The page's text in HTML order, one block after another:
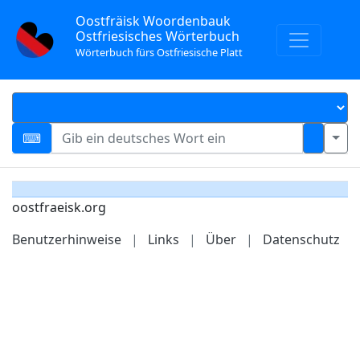
Oostfräisk Woordenbauk
Ostfriesisches Wörterbuch
Wörterbuch fürs Ostfriesische Platt
oostfraeisk.org
Benutzerhinweise
| Links | Über | Datenschutz